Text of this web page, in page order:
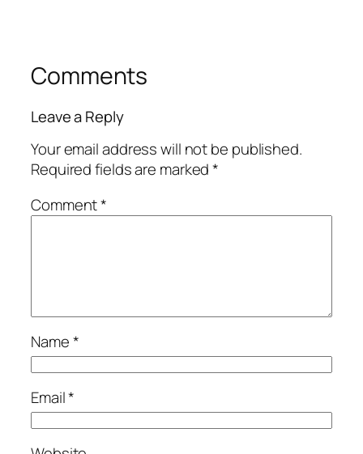
Comments
Leave a Reply
Your email address will not be published.
Required fields are marked*
Comment*
Name*
Email*